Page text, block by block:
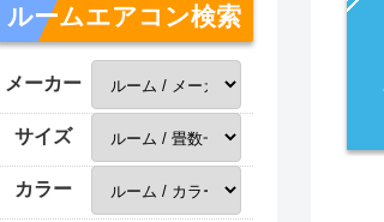
ルームエアコン検索
メーカー
サイズ
カラー